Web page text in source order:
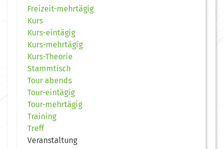
Freizeit-mehrtägig
Kurs
Kurs-eintägig
Kurs-mehrtägig
Kurs-Theorie
Stammtisch
Tour abends
Tour-eintägig
Tour-mehrtägig
Training
Treff
Veranstaltung